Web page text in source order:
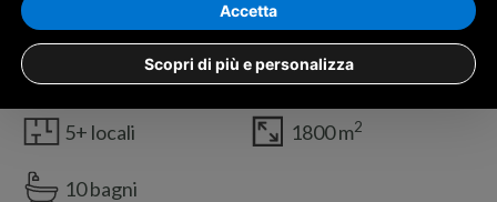
Stabile - Palazzo Via per Mariano, Novedrate
€ 700.000
5+ locali 1800 m2
10 bagni
Scopri di più e personalizza
Accetta